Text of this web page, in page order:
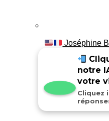
Joséphine
notre
votre
Cliquez